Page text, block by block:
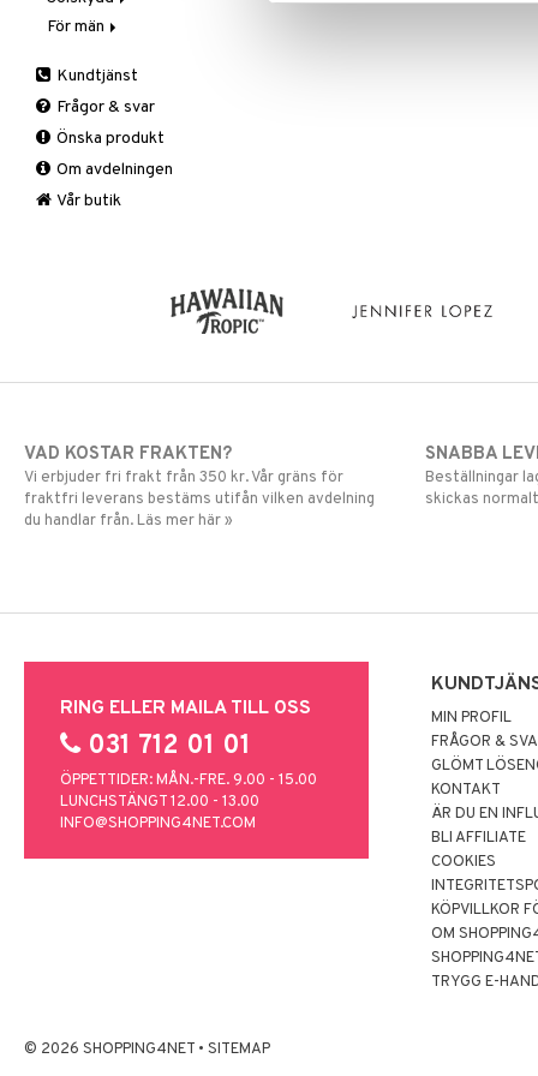
Vax & Gelé
Lipgloss
Make-up penslar
Mascara
Ögonskugga
Primer
Puder
Solskydd
För män
Exfoliering
Fukt och skydd
Hudvård
Rakning och rengöring
Kundtjänst
Frågor & svar
Önska produkt
Om avdelningen
Vår butik
VAD KOSTAR FRAKTEN?
Vi erbjuder fri frakt från 350 kr. Vår gräns för
fraktfri leverans bestäms utifån vilken avdelning
du handlar från. Läs mer här »
SNABBA
Beställningar
skickas
RING ELLER MAILA TILL OSS
031 712 01 01
ÖPPETTIDER: MÅN.-FRE. 9.00 - 15.00
LUNCHSTÄNGT 12.00 - 13.00
INFO@SHOPPING4NET.COM
MIN PROFIL
FRÅGOR &
GLÖMT
KONTAKT
ÄR DU EN
BLI AFFILIATE
COOKIES
KÖPVILLKOR
OM
TRYGG E-
© 2026 SHOPPING4NET • SITEMAP